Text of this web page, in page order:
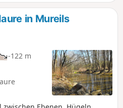
in Mureils
-122 m